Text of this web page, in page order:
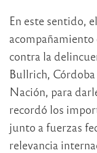
En este sentido,
contra la
Bullrich,
Nación, para
recordó los
junto a fuerzas
relevancia